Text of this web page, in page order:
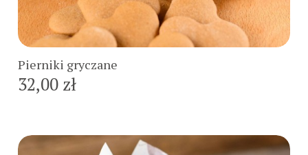
Pierniki gryczane
32,00 zł
Do koszyka